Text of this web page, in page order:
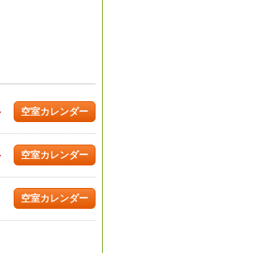
空室カレンダー
空室カレンダー
空室カレンダー